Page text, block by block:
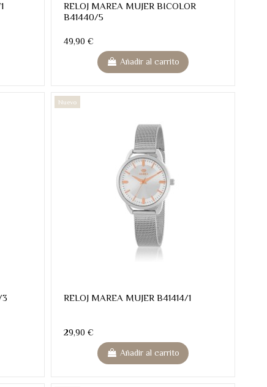
RELOJ MAREA MUJER BICOLOR
B41440/5
49,90 €
Añadir al carrito
3
Nuevo
RELOJ MAREA MUJER B41414/1
29,90 €
Añadir al carrito